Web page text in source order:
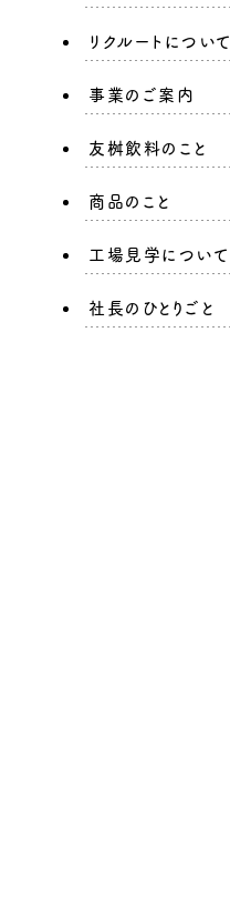
リクルートについて
事業のご案内
友桝飲料のこと
商品のこと
工場見学について
社長のひとりごと